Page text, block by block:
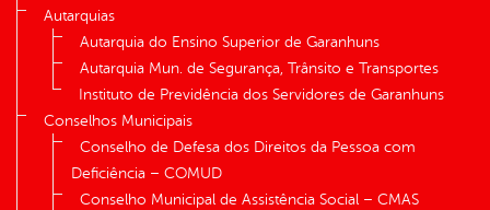
Autarquias
Autarquia do Ensino Superior de Garanhuns
Autarquia Mun. de Segurança, Trânsito e Transportes
Instituto de Previdência dos Servidores de Garanhuns
Conselhos Municipais
Conselho de Defesa dos Direitos da Pessoa com
Deficiência – COMUD
Conselho Municipal de Assistência Social – CMAS